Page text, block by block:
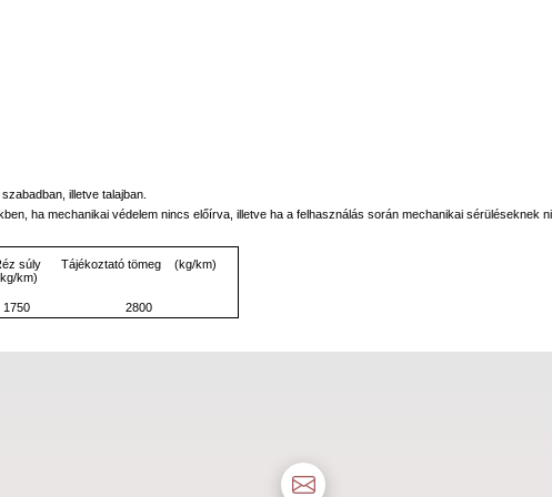
illetve talajban.
ha mechanikai védelem nincs előírva, illetve ha a felhasználás során mechanikai sérüléseknek
súly
km)
Tájékoztató tömeg (kg/km)
1750 2800